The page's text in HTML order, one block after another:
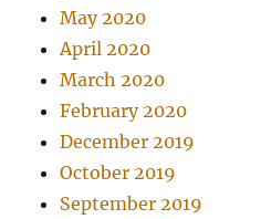
May 2020
April 2020
March 2020
February 2020
December 2019
October 2019
September 2019